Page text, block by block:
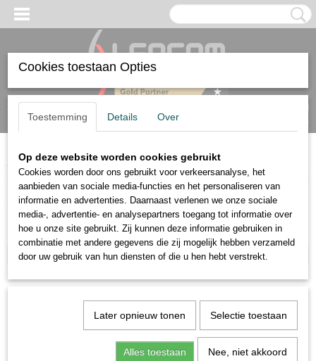
Inloggen Registreren
(0)
Home>Accessoires> Voor Nano
Accessoires
Voeding
Voor Nano
Sorteer op:
Cookies toestaan Opties
Toestemming Details Over
Op deze website worden cookies gebruikt
Cookies worden door ons gebruikt voor verkeersanalyse, het
aanbieden van sociale media-functies en het personaliseren van
informatie en advertenties. Daarnaast verlenen we onze sociale
media-, advertentie- en analysepartners toegang tot informatie over
hoe u onze site gebruikt. Zij kunnen deze informatie gebruiken in
combinatie met andere gegevens die zij mogelijk hebben verzameld
door uw gebruik van hun diensten of die u hen hebt verstrekt.
Later opnieuw tonen Selectie toestaan
Alles toestaan Nee, niet akkoord